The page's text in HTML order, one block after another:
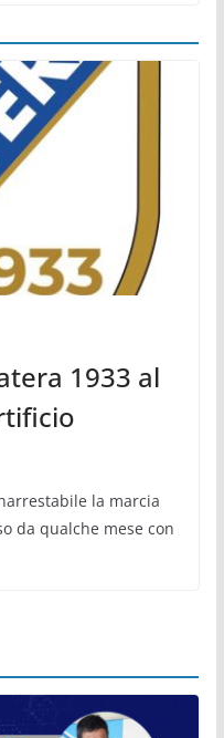
1933 al
la marcia
da qualche mese con